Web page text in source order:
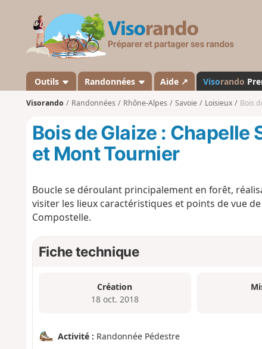
s
a
n
d
Outils Randonnées Aide ↗ Visorando
Visorando Randonnées Rhône-Alpes Savoie Loisieux Bois
Bois de Glaize :
et Mont Tournier
Boucle se déroulant principalement en forêt,
visiter les lieux caractéristiques et points de vue
Compostelle.
Fiche technique
Création
18 oct. 2018
Activité : Randonnée Pédestre